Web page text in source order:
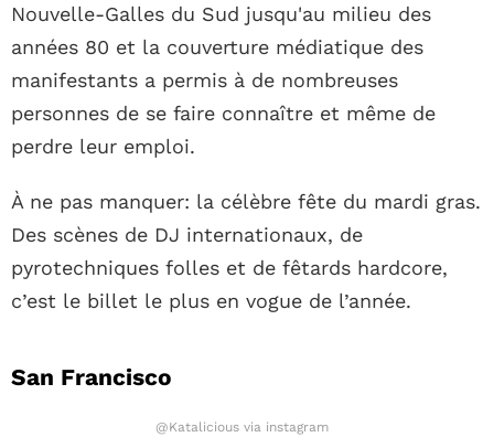
Nouvelle-Galles du Sud jusqu'au milieu des
années 80 et la couverture médiatique des
manifestants a permis à de nombreuses
personnes de se faire connaître et même de
perdre leur emploi.
À ne pas manquer: la célèbre fête du mardi gras.
Des scènes de DJ internationaux, de
pyrotechniques folles et de fêtards hardcore,
c’est le billet le plus en vogue de l’année.
San Francisco
@Katalicious via instagram